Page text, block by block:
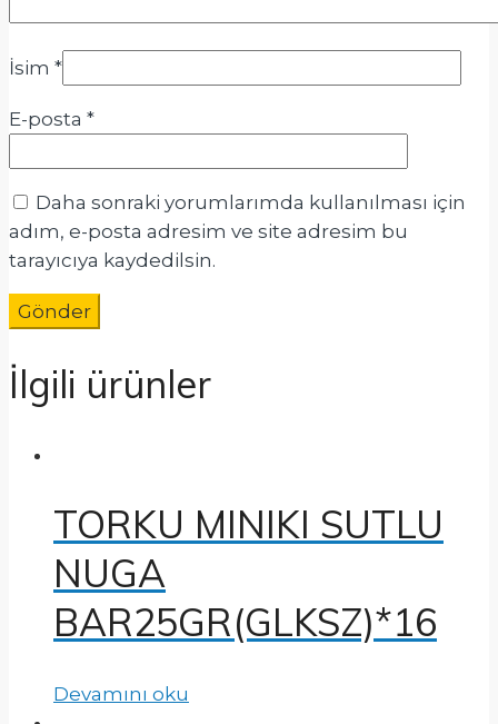
İsim *
E-posta *
Daha sonraki yorumlarımda kullanılması için
adım, e-posta adresim ve site adresim bu
tarayıcıya kaydedilsin.
İlgili ürünler
TORKU MINIKI SUTLU
NUGA
BAR25GR(GLKSZ)*16
Devamını oku